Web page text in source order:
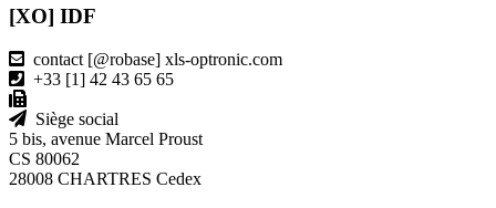
[XO] IDF
contact [@robase] xls-optronic.com
+33 [1] 42 43 65 65
Siège social
5 bis, avenue Marcel Proust
CS 80062
28008 CHARTRES Cedex